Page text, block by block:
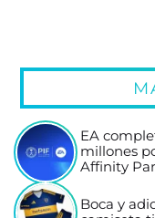
EA
millones
Affinity
Boca y